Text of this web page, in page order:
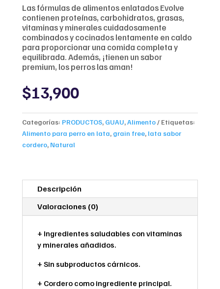
Las fórmulas de alimentos enlatados Evolve
contienen proteínas, carbohidratos, grasas,
vitaminas y minerales cuidadosamente
combinados y cocinados lentamente en caldo
para proporcionar una comida completa y
equilibrada. Además, ¡tienen un sabor
premium, los perros las aman!
$13,900
Categorías: PRODUCTOS, GUAU,Alimento
Etiquetas:
Alimento para perro en lata, grain free, lata sabor
cordero, Natural
Descripción
Valoraciones (0)
+ Ingredientes saludables con vitaminas
y minerales añadidos.
+ Sin subproductos cárnicos.
+ Cordero como ingrediente principal.